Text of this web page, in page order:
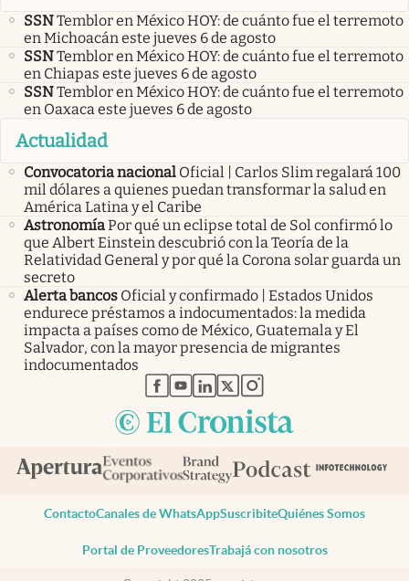
SSNTemblor en México HOY: de cuánto fue el terremoto
en Michoacán este jueves 6 de agosto
SSNTemblor en México HOY: de cuánto fue el terremoto
en Chiapas este jueves 6 de agosto
SSNTemblor en México HOY: de cuánto fue el terremoto
en Oaxaca este jueves 6 de agosto
Actualidad
Convocatoria nacional Oficial | Carlos Slim regalará 100
mil dólares a quienes puedan transformar la salud en
América Latina y el Caribe
AstronomíaPor qué un eclipse total de Sol confirmó lo
que Albert Einstein descubrió con la Teoría de la
Relatividad General y por qué la Corona solar guarda un
secreto
Alerta bancos Oficial y confirmado | Estados Unidos
endurece préstamos a indocumentados: la medida
impacta a países como de México, Guatemala y El
Salvador, con la mayor presencia de migrantes
indocumentados
abre en nueva pestaña
abre en nueva pestaña
abre en nueva pestaña
abre en nueva pestaña
abre en nueva pestaña
ContactoCanales de WhatsAppSuscribiteQuiénes Somos
Portal de ProveedoresTrabajá con nosotros